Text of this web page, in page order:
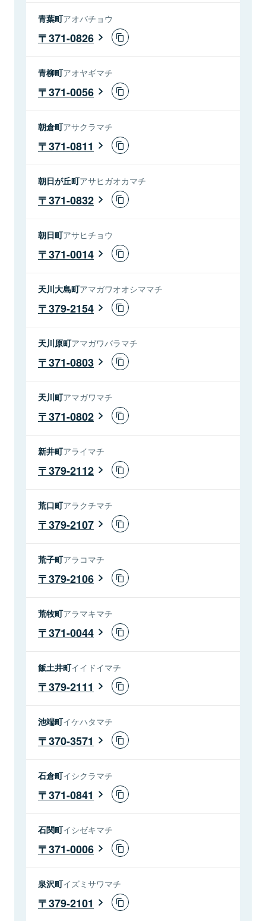
青葉町アオバチョウ
371-0826
青柳町アオヤギマチ
371-0056
朝倉町アサクラマチ
371-0811
朝日が丘町アサヒガオカマチ
371-0832
朝日町アサヒチョウ
371-0014
天川大島町アマガワオオシママチ
379-2154
天川原町アマガワバラマチ
371-0803
天川町アマガワマチ
371-0802
新井町アライマチ
379-2112
荒口町アラクチマチ
379-2107
荒子町アラコマチ
379-2106
荒牧町アラマキマチ
371-0044
飯土井町イイドイマチ
379-2111
池端町イケハタマチ
370-3571
石倉町イシクラマチ
371-0841
石関町イシゼキマチ
371-0006
泉沢町イズミサワマチ
379-2101